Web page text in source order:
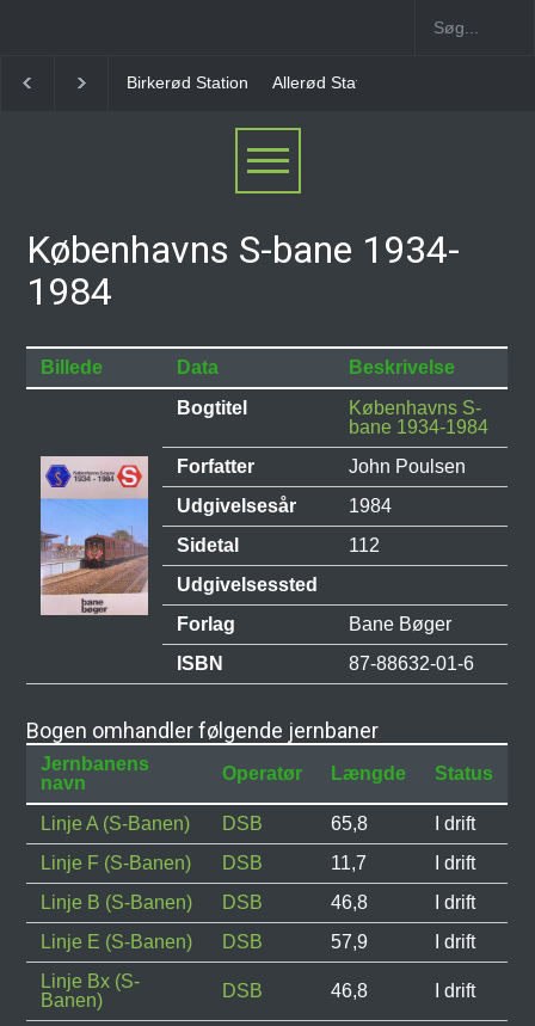
Birkerød Station Allerød Station
Københavns S-bane 1934-
1984
Billede Data
Beskrivelse
Bogtitel
Københavns S-
bane 1934-1984
Forfatter
John Poulsen
Udgivelsesår
1984
Sidetal
112
Udgivelsessted
Forlag
Bane Bøger
ISBN
87-88632-01-6
Bogen omhandler følgende jernbaner
Jernbanens
navn
Operatør Længde Status
Linje A (S-Banen) DSB 65,8
I drift
Linje F (S-Banen)
DSB 11,7
I drift
Linje B (S-Banen)
DSB 46,8
I drift
Linje E (S-Banen)
DSB 57,9
I drift
Linje Bx (S-
Banen)
DSB 46,8 I drift